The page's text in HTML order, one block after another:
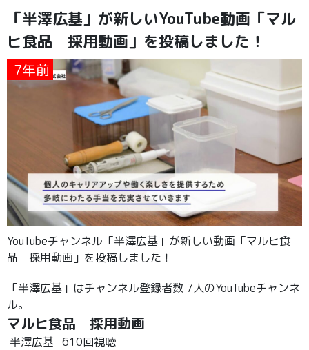
「半澤広基」が新しいYouTube動画「マル
ヒ食品 採用動画」を投稿しました！
7年前
YouTubeチャンネル「半澤広基」が新しい動画「マルヒ食
品 採用動画」を投稿しました！
「半澤広基」はチャンネル登録者数 7人のYouTubeチャンネ
ル。
マルヒ食品 採用動画
半澤広基 610回視聴